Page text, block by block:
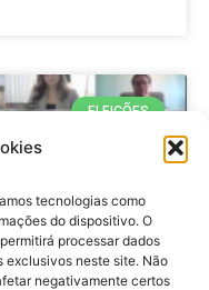
tecnologias como
do dispositivo. O
processar dados
exclusivos neste site. Não
negativamente certos
ELEIÇÕES